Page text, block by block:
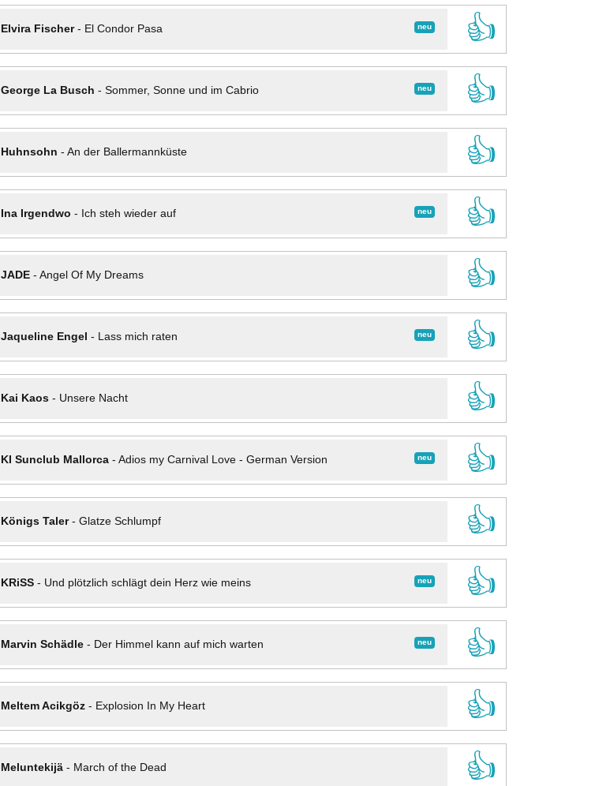
neu
Elvira Fischer- El Condor Pasa
👍
neu
George La Busch - Sommer, Sonne und im Cabrio
👍
Huhnsohn - An der Ballermannküste
👍
neu
Ina Irgendwo - Ich steh wieder auf
👍
JADE- Angel Of My Dreams
👍
neu
Jaqueline Engel - Lass mich raten
👍
Kai Kaos- Unsere Nacht
👍
neu
KI Sunclub Mallorca- Adios my Carnival Love - German Version
👍
Königs Taler- Glatze Schlumpf
👍
neu
KRiSS- Und plötzlich schlägt dein Herz wie meins
👍
neu
Marvin Schädle- Der Himmel kann auf mich warten
👍
Meltem Acikgöz- Explosion In My Heart
👍
Meluntekijä- March of the Dead
👍